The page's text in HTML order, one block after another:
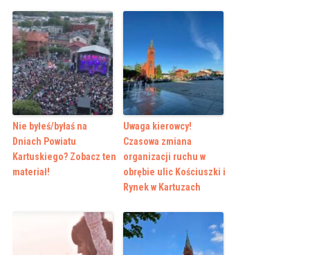
Nie byłeś/byłaś na
Dniach Powiatu
Kartuskiego? Zobacz ten
materiał!
Uwaga kierowcy!
Czasowa zmiana
organizacji ruchu w
obrębie ulic Kościuszki i
Rynek w Kartuzach